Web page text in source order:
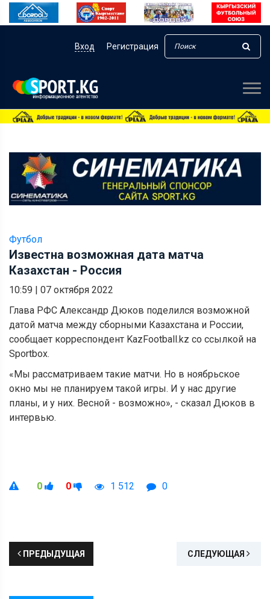
Вход Регистрация
Футбол
Известна возможная дата матча
Казахстан - Россия
10:59 | 07 октября 2022
Глава РФС Александр Дюков поделился возможной
датой матча между сборными Казахстана и России,
сообщает корреспондент KazFootball.kz со ссылкой на
Sportbox.
«Мы рассматриваем такие матчи. Но в ноябрьское
окно мы не планируем такой игры. И у нас другие
планы, и у них. Весной - возможно», - сказал Дюков в
интервью.
0 0 1 512 0
ПРЕДЫДУЩАЯ СЛЕДУЮЩАЯ